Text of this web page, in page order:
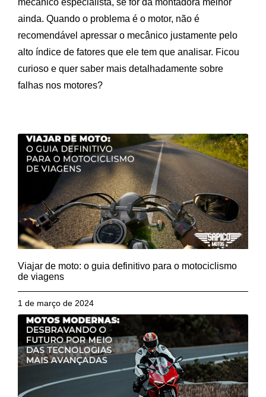
mecânico especialista, se for da montadora melhor
ainda. Quando o problema é o motor, não é
recomendável apressar o mecânico justamente pelo
alto índice de fatores que ele tem que analisar. Ficou
curioso e quer saber mais detalhadamente sobre
falhas nos motores?
Viajar de moto: o guia definitivo para o motociclismo
de viagens
1 de março de 2024